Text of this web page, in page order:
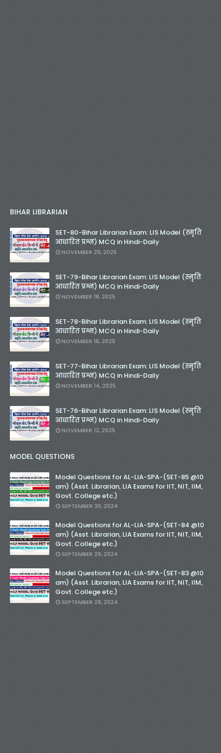
BIHAR LIBRARIAN
SET-80-Bihar Librarian Exam: LIS Model (स्मृति
आधारित प्रश्न) MCQ in Hindi-Daily
NOVEMBER 20, 2025
SET-79-Bihar Librarian Exam: LIS Model (स्मृति
आधारित प्रश्न) MCQ in Hindi-Daily
NOVEMBER 18, 2025
SET-78-Bihar Librarian Exam: LIS Model (स्मृति
आधारित प्रश्न) MCQ in Hindi-Daily
NOVEMBER 16, 2025
SET-77-Bihar Librarian Exam: LIS Model (स्मृति
आधारित प्रश्न) MCQ in Hindi-Daily
NOVEMBER 14, 2025
SET-76-Bihar Librarian Exam: LIS Model (स्मृति
आधारित प्रश्न) MCQ in Hindi-Daily
NOVEMBER 12, 2025
MODEL QUESTIONS
Model Questions for AL-LIA-SPA-(SET-85 @10
am) (Asst. Librarian, LIA Exams for IIT, NIT, IIM,
Govt. College etc.)
SEPTEMBER 30, 2024
Model Questions for AL-LIA-SPA-(SET-84 @10
am) (Asst. Librarian, LIA Exams for IIT, NIT, IIM,
Govt. College etc.)
SEPTEMBER 29, 2024
Model Questions for AL-LIA-SPA-(SET-83 @10
am) (Asst. Librarian, LIA Exams for IIT, NIT, IIM,
Govt. College etc.)
SEPTEMBER 28, 2024